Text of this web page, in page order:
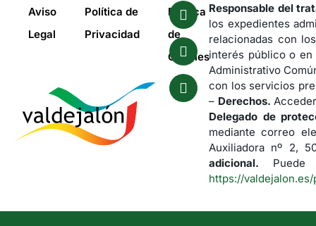
Aviso
Legal
Política de
Privacidad
Política
de
Cookies
Responsable del
los expedientes
relacionadas con
interés público o en
Administrativo
con los servicios
– Derechos.
Delegado de
mediante correo
Auxiliadora nº 2,
adicional. Puede
https://